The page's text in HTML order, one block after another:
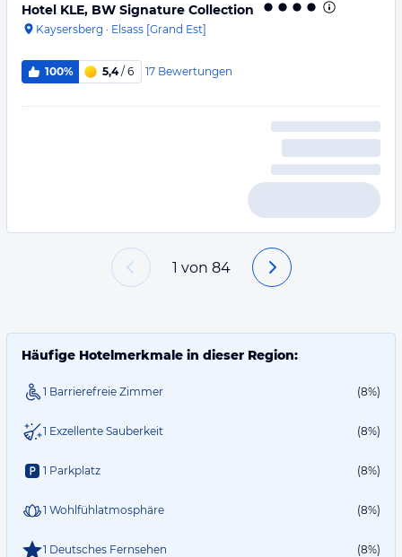
Hotel KLE, BW Signature Collection
Kaysersberg · Elsass [Grand Est]
100% 5,4/ 6 17 Bewertungen
1 von 84
Häufige Hotelmerkmale in dieser Region:
1 Barrierefreie Zimmer (8%)
1 Exzellente Sauberkeit (8%)
1 Parkplatz (8%)
1 Wohlfühlatmosphäre (8%)
1 Deutsches Fernsehen (8%)